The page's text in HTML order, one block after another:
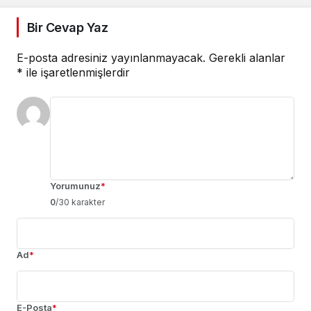
Bir Cevap Yaz
E-posta adresiniz yayınlanmayacak. Gerekli alanlar
* ile işaretlenmişlerdir
Yorumunuz*
0/30 karakter
Ad*
E-Posta*